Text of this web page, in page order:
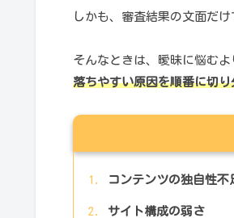
しかも、審査結果の文面だ
そんなときは、曖昧に悩むよ
落ちやすい原因を順番に切り
コンテンツの独自性不
サイト構成の弱さ